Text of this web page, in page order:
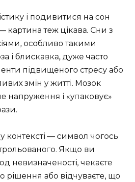
і подивитися на сон
картина теж цікава. Сни з
особливо такими
і блискавка, дуже часто
підвищеного стресу або
змін у житті. Мозок
напруження і «упаковує»
контексті — символ чогось
Якщо ви
невизначеності, чекаєте
рішення або відчуваєте, що